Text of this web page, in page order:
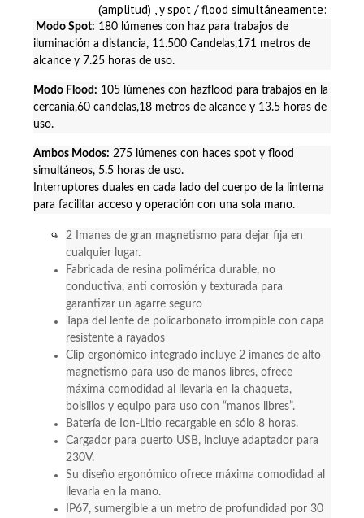
(amplitud) , y spot / flood simultáneamente:
Modo Spot: 180 lúmenes con haz para trabajos de
iluminación a distancia, 11.500 Candelas,171 metros de
alcance y 7.25 horas de uso.
Modo Flood: 105 lúmenes con hazflood para trabajos en la
cercanía,60 candelas,18 metros de alcance y 13.5 horas de
uso.
Ambos Modos: 275 lúmenes con haces spot y flood
simultáneos, 5.5 horas de uso.
Interruptores duales en cada lado del cuerpo de la linterna
para facilitar acceso y operación con una sola mano.
2 Imanes de gran magnetismo para dejar fija en
cualquier lugar.
Fabricada de resina polimérica durable, no
conductiva, anti corrosión y texturada para
garantizar un agarre seguro
Tapa del lente de policarbonato irrompible con capa
resistente a rayados
Clip ergonómico integrado incluye 2 imanes de alto
magnetismo para uso de manos libres, ofrece
máxima comodidad al llevarla en la chaqueta,
bolsillos y equipo para uso con “manos libres”.
Batería de Ion-Litio recargable en sólo 8 horas.
Cargador para puerto USB, incluye adaptador para
230V.
Su diseño ergonómico ofrece máxima comodidad al
llevarla en la mano.
IP67, sumergible a un metro de profundidad por 30